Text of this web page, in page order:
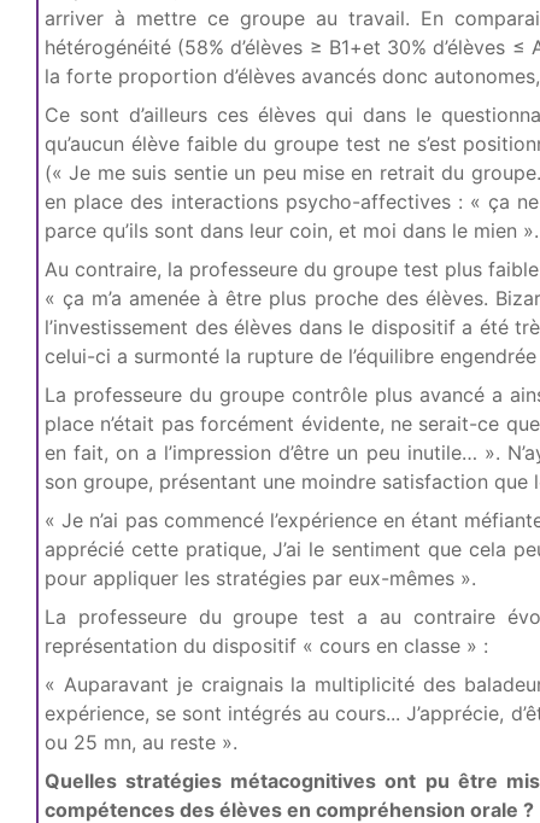
arriver à mettre ce groupe au travail. En
hétérogénéité (58% d’élèves ≥ B1+et 30% d’élèves
la forte proportion d’élèves avancés donc
Ce sont d’ailleurs ces élèves qui dans le
qu’aucun élève faible du groupe test ne s’est
(« Je me suis sentie un peu mise en retrait du
en place des interactions psycho-affectives : « ça
parce qu’ils sont dans leur coin, et moi dans le mien ».
Au contraire, la professeure du groupe test plus
« ça m’a amenée à être plus proche des élèves.
l’investissement des élèves dans le dispositif a été
celui-ci a surmonté la rupture de l’équilibre
La professeure du groupe contrôle plus avancé a
place n’était pas forcément évidente, ne serait-ce
en fait, on a l’impression d’être un peu inutile… ».
son groupe, présentant une moindre satisfaction que
« Je n’ai pas commencé l’expérience en étant
apprécié cette pratique, J’ai le sentiment que cela
pour appliquer les stratégies par eux-mêmes ».
La professeure du groupe test a au contraire
représentation du dispositif « cours en classe » :
« Auparavant je craignais la multiplicité des
expérience, se sont intégrés au cours... J’apprécie,
ou 25 mn, au reste ».
Quelles stratégies métacognitives ont pu être
compétences des élèves en compréhension orale ?